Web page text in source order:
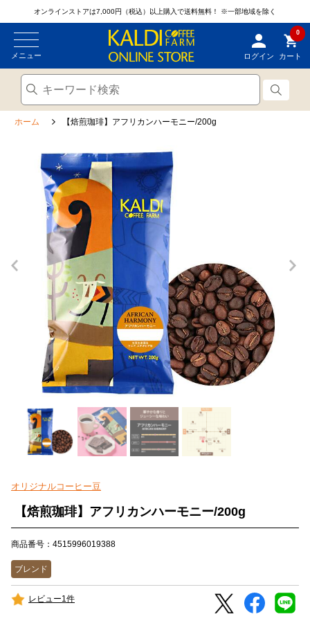
オンラインストアは7,000円（税込）以上購入で送料無料！ ※一部地域を除く
メニュー ログイン
0
カート
ホーム 【焙煎珈琲】アフリカンハーモニー/200g
オリジナルコーヒー豆
【焙煎珈琲】アフリカンハーモニー/200g
商品番号：4515996019388
ブレンド
レビュー1件